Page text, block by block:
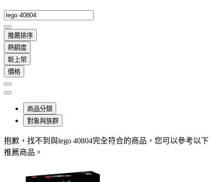
推薦排序
熱銷度
新上架
價格
商品分類
對象與族群
抱歉， 找不到與lego 40804完全符合的商品，您可以參考以下
推薦商品 。